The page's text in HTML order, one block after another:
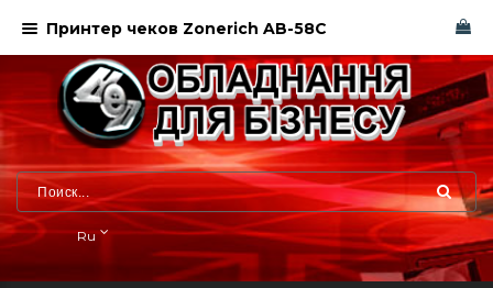
Ru
Принтер чеков Zonerich AB-58C